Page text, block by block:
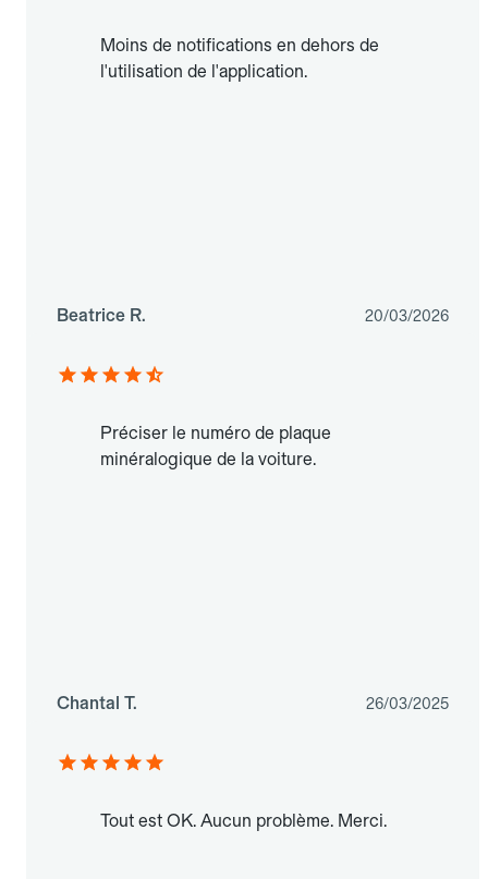
Moins de notifications en dehors de
l'utilisation de l'application.
Beatrice R. 20/03/2026
Préciser le numéro de plaque
minéralogique de la voiture.
Chantal T. 26/03/2025
Tout est OK. Aucun problème. Merci.